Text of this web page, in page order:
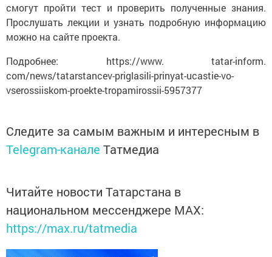
смогут пройти тест и проверить полученные знания.
Прослушать лекции и узнать подробную информацию
можно на сайте проекта.
Подробнее: https://www. tatar-inform.
com/news/tatarstancev-priglasili-prinyat-ucastie-vo-
vserossiiskom-proekte-tropamirossii-5957377
Следите за самым важным и интересным в
Telegram-канале Татмедиа
Читайте новости Татарстана в
национальном мессенджере MАХ:
https://max.ru/tatmedia